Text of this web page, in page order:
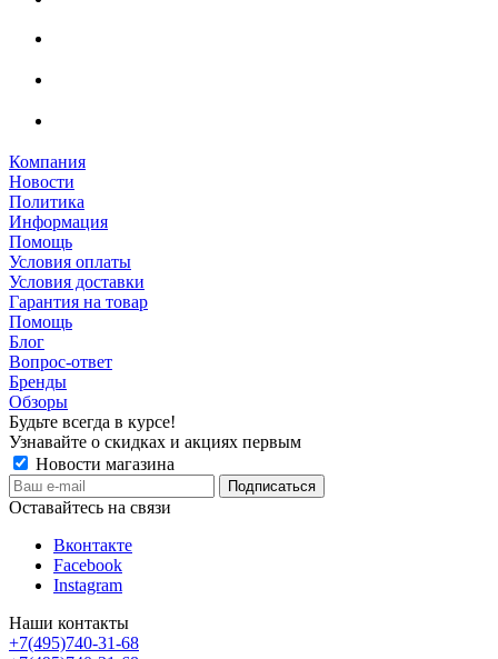
Компания
Новости
Политика
Информация
Помощь
Условия оплаты
Условия доставки
Гарантия на товар
Помощь
Блог
Вопрос-ответ
Бренды
Обзоры
Будьте всегда в курсе!
Узнавайте о скидках и акциях первым
Новости магазина
Оставайтесь на связи
Вконтакте
Facebook
Instagram
Наши контакты
+7(495)740-31-68